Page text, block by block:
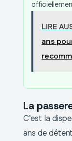
LIRE
ans
La
C’est la
ans de